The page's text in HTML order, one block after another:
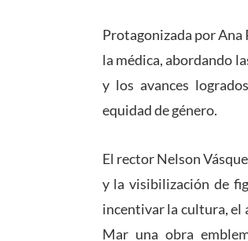
Protagonizada por Ana
la médica, abordando
y los avances
equidad de género.
El rector Nelson
y la visibilización de
incentivar la cultura, el
Mar una obra